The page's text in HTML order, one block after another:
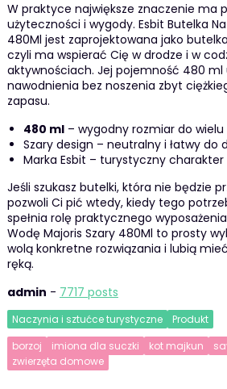
W praktyce największe znaczenie ma
użyteczności i wygody. Esbit Butelka
480Ml jest zaprojektowana jako
czyli ma wspierać Cię w drodze i w
aktywnościach. Jej pojemność 480 ml
nawodnienia bez noszenia zbyt
zapasu.
480 ml– wygodny rozmiar do wielu
Szary design – neutralny i łatwy do
Marka Esbit – turystyczny
Jeśli szukasz butelki, która nie będzie
pozwoli Ci pić wtedy, kiedy tego
spełnia rolę praktycznego
Wodę Majoris Szary 480Ml to prosty
wolą konkretne rozwiązania i lubią
ręką.
admin - 7717 posts
Naczynia i sztućce turystyczne
Produkt
borzoj
imiona dla suczki kot majkun
zwierzęta domowe